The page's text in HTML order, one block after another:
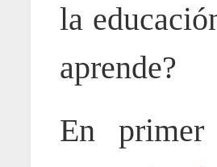
la
aprende?
En